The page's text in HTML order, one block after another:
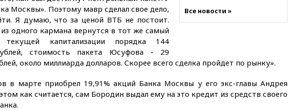
российского гражданства
станет значительно дороже
легендарной
доклад о ситуации на
добропольском направлении
Все новости »
Москвы». Поэтому мавр сделал свое дело,
Я думаю, что за ценой ВТБ не постоит.
одного кармана вернутся в тот же самый
капитализации порядка 144
стоимость пакета Юсуфова - 29
около миллиарда долларов. Скорее всего сделка пройдет по рынку».
в марте приобрел 19,91% акций Банка Москвы у его экс-главы Андрея
как считается, сам Бородин выдал ему на это кредит из средств своего